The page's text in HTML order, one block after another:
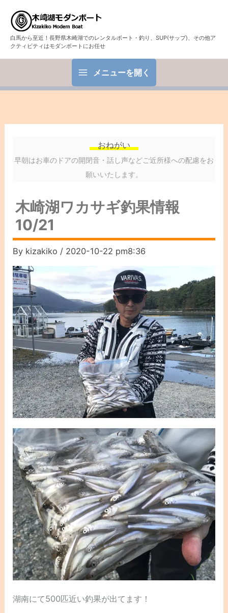
白馬から至近！長野県木崎湖でのレンタルボート・釣り、SUP(サップ)、その他ア
クティビティはモダンボートにお任せ
メニューを開く
おねがい
早朝はお車のドアの開閉音・話し声などご近所様への配慮をお
願いいたします。
木崎湖ワカサギ釣果情報
10/21
By kizakiko / 2020-10-22 pm8:36
湖南にて500匹近い釣果が出てます！